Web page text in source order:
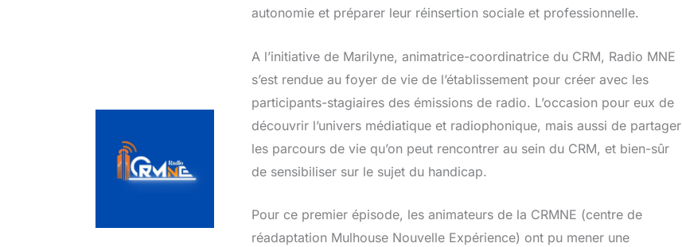
autonomie et préparer leur réinsertion sociale et professionnelle.
A l’initiative de Marilyne, animatrice-coordinatrice du CRM, Radio MNE
s’est rendue au foyer de vie de l’établissement pour créer avec les
participants-stagiaires des émissions de radio. L’occasion pour eux de
découvrir l’univers médiatique et radiophonique, mais aussi de partager
les parcours de vie qu’on peut rencontrer au sein du CRM, et bien-sûr
de sensibiliser sur le sujet du handicap.
Pour ce premier épisode, les animateurs de la CRMNE (centre de
réadaptation Mulhouse Nouvelle Expérience) ont pu mener une